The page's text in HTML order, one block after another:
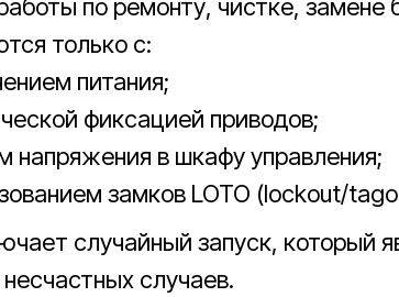
по ремонту, чистке, замене
только с:
питания;
фиксацией приводов;
напряжения в шкафу управления;
замков LOTO (lockout/
случайный запуск, который
случаев.